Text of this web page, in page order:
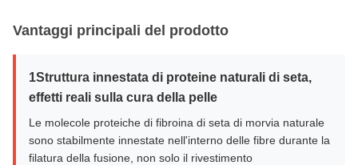
Vantaggi principali del prodotto
1Struttura innestata di proteine naturali di seta,
effetti reali sulla cura della pelle
Le molecole proteiche di fibroina di seta di morvia naturale
sono stabilmente innestate nell'interno delle fibre durante la
filatura della fusione, non solo il rivestimento